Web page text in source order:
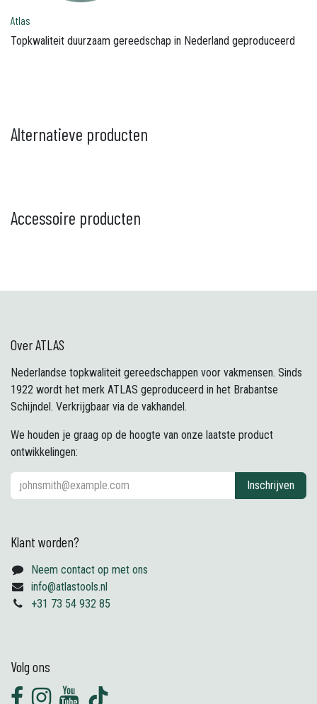
Atlas
Topkwaliteit duurzaam gereedschap in Nederland geproduceerd
Alternatieve producten
Accessoire producten
Over ATLAS
Nederlandse topkwaliteit gereedschappen voor vakmensen. Sinds
1922 wordt het merk ATLAS geproduceerd in het Brabantse
Schijndel. Verkrijgbaar via de vakhandel.
We houden je graag op de hoogte van onze laatste product
ontwikkelingen:
Inschrijven
Klant worden?
Neem contact op met ons
info@atlastools.nl
+31 73 54 932 85
Volg ons